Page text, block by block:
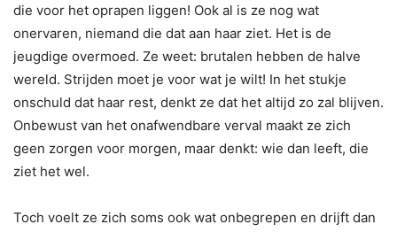
die voor het oprapen liggen! Ook al is ze nog wat
onervaren, niemand die dat aan haar ziet. Het is de
jeugdige overmoed. Ze weet: brutalen hebben de halve
wereld. Strijden moet je voor wat je wilt! In het stukje
onschuld dat haar rest, denkt ze dat het altijd zo zal blijven.
Onbewust van het onafwendbare verval maakt ze zich
geen zorgen voor morgen, maar denkt: wie dan leeft, die
ziet het wel.
Toch voelt ze zich soms ook wat onbegrepen en drijft dan